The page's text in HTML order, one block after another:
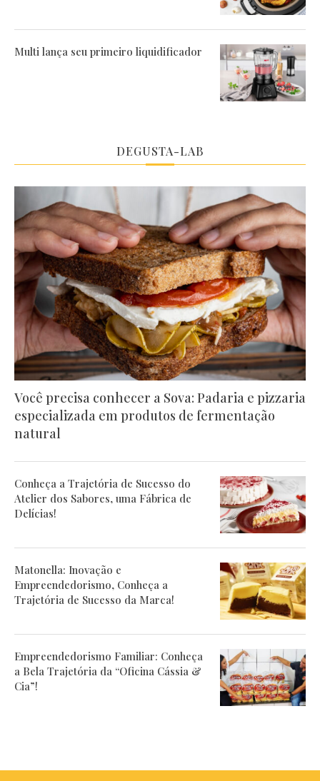
Multi lança seu primeiro liquidificador
DEGUSTA-LAB
Você precisa conhecer a Sova: Padaria e pizzaria
especializada em produtos de fermentação
natural
Conheça a Trajetória de Sucesso do
Atelier dos Sabores, uma Fábrica de
Delícias!
Matonella: Inovação e
Empreendedorismo, Conheça a
Trajetória de Sucesso da Marca!
Empreendedorismo Familiar: Conheça
a Bela Trajetória da “Oficina Cássia &
Cia”!